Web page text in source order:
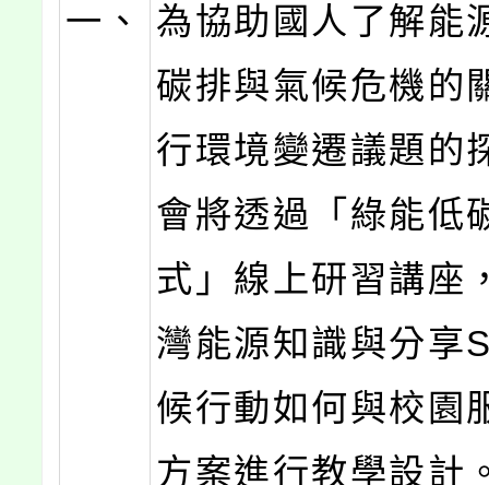
一、
為協助國人了解能
碳排與氣候危機的
行環境變遷議題的
會將透過「綠能低
式」線上研習講座
灣能源知識與分享
候行動如何與校園
方案進行教學設計